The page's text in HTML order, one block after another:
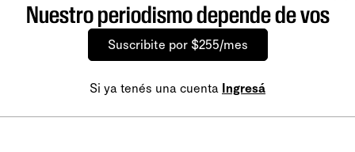
Nuestro periodismo depende de vos
Suscribite por $255/mes
Si ya tenés una cuenta Ingresá